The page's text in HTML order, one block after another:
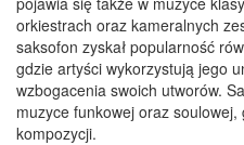
orkiestrach oraz kameralnych
saksofon zyskał popularność
gdzie artyści wykorzystują jego
wzbogacenia swoich utworów.
muzyce funkowej oraz
kompozycji.